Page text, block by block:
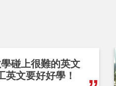
碰上很難的英文
英文要好好學！